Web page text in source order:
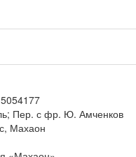
Пер. с фр. Ю. Амченков
Махаон